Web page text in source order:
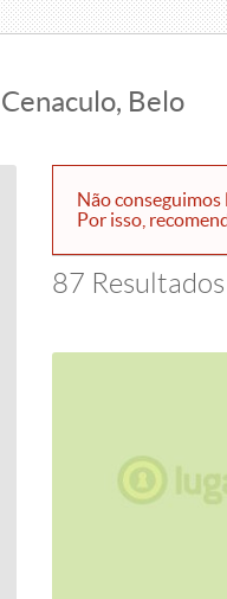
Belo
Não
Por isso,
87